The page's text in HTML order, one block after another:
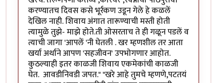
करण्यातच दिवस कसे भूर्रकण उडून गेले हे कळलें
देखिल नाही. शिवाय अंगात तारूण्याची मस्ती होती
त्यामुळे तुझे- माझे होते.ती ओसरताच ते ही गळून पडलें व
त्याची जागा 'आपलें 'नी घेतली . खर म्हणशील तर आता
खर्या अर्थाने आपण 'सहजीवन' उपभोगणार आहोत.
कुठल्याही इतर काळजी शिवाय एकमेकांची काळजी
घेत. आवडीनिवडी जपत." "खरे आहे तुमचे म्हणणे,पटतयं